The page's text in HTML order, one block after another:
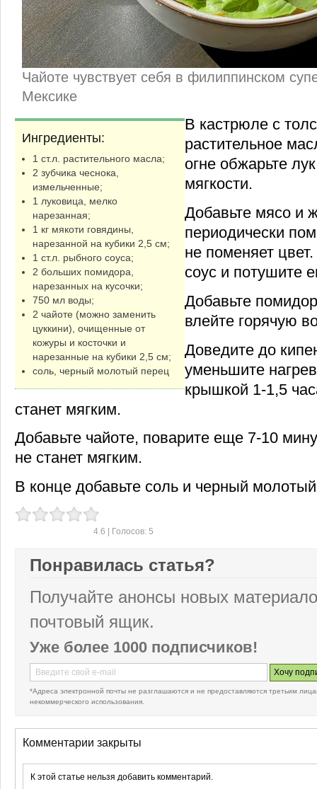
Чайоте чувствует себя в филиппинском
Мексике
Ингредиенты:
1 ст.л. растительного масла;
2 зубчика чеснока,
измельченные;
1 луковица, мелко
нарезанная;
1 кг мякоти говядины,
нарезанной на кубики 2,5 см;
1 ст.л. рыбного соуса;
2 больших помидора,
нарезанных на кусочки;
750 мл воды;
2 чайоте (можно заменить
цуккини), очищенные от
кожуры и косточки и
нарезанные на кубики 2,5 см;
соль, черный молотый перец
В кастрюле с
растительное
огне обжарьте
мягкости.
Добавьте мясо и
периодически
не поменяет
соус и потушите
Добавьте
влейте горячую
Доведите до
уменьшите
крышкой 1-1,5
станет мягким.
Добавьте чайоте, поварите еще 7-10
не станет мягким.
В конце добавьте соль и черный
4.6 | Голосов: 5
Понравилась статья?
Получайте анонсы новых
почтовый ящик.
Уже более 1000 подписчиков!
*Адреса электронной почты не разглашаются и не предоставляются третьим
некоммерческого использования.
Комментарии закрыты
К этой статье нельзя добавить комментарий.